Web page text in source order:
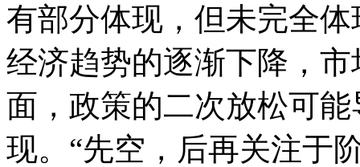
有部分体现，但未完全
经济趋势的逐渐下降，
面，政策的二次放松可
现。“先空，后再关注于